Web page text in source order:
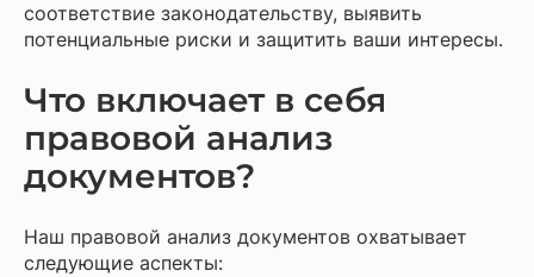
соответствие законодательству, выявить
потенциальные риски и защитить ваши интересы.
Что включает в себя
правовой анализ
документов?
Наш правовой анализ документов охватывает
следующие аспекты: